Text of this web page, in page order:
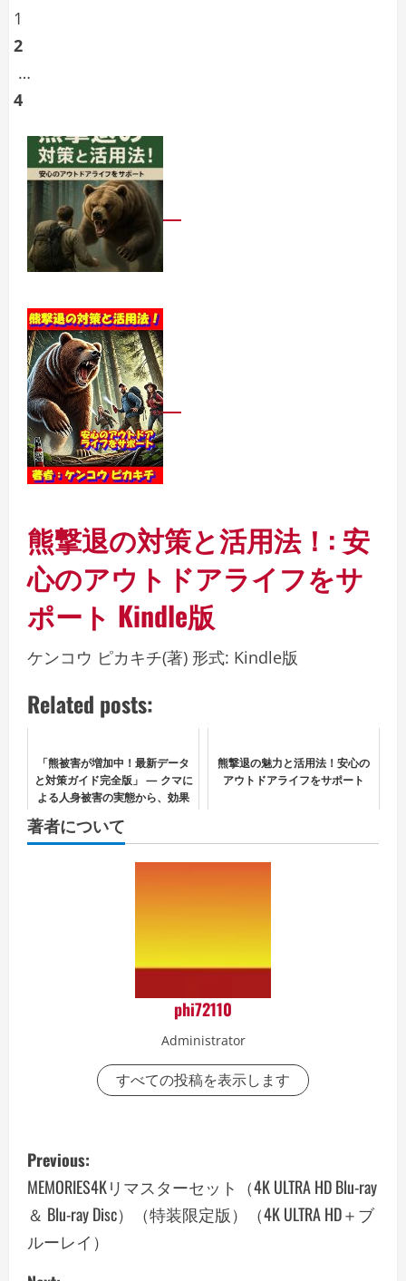
投
稿
の
ペ
ー
ジ
送
1
2
…
4
熊撃退の対策と活用法！: 安
心のアウトドアライフをサ
ポート Kindle版
ケンコウ ピカキチ(著) 形式: Kindle版
Related posts:
「熊被害が増加中！最新データ
と対策ガイド完全版」 — クマに
よる人身被害の実態から、効果
で
熊撃退の魅力と活用法！安心の
アウトドアライフをサポート
著者について
phi72110
Administrator
すべての投稿を表示します
P
o
s
t
Previous:
MEMORIES4Kリマスターセット（4K ULTRA HD Blu-ray
＆ Blu-ray Disc）（特装限定版）（4K ULTRA HD＋ブ
ルーレイ）